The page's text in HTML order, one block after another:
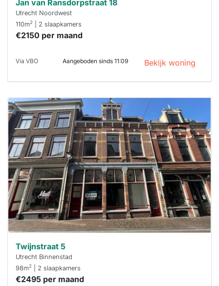
Jan van Ransdorpstraat 18
Utrecht Noordwest
110m2 | 2 slaapkamers
€2150 per maand
Via VBO Aangeboden sinds 11:09 Bekijk woning
Deze woning
is
waarschijnlijk
al verhuurd
Om kans te
maken moet je
binnen 15
minuten
reageren.
Stekkies helpt
je hierbij!
Twijnstraat 5
Utrecht Binnenstad
98m2 | 2 slaapkamers
€2495 per maand